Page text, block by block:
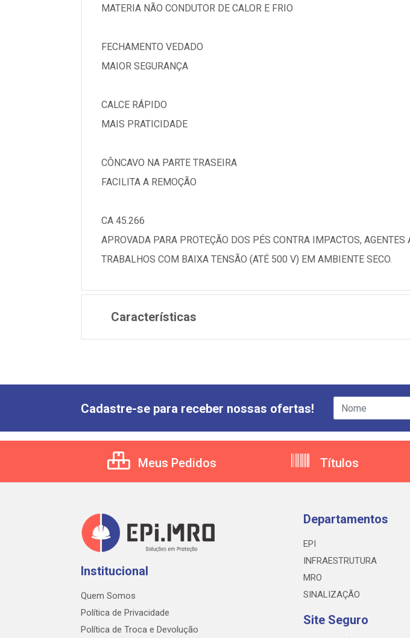
MATERIA NÃO CONDUTOR DE CALOR E FRIO
FECHAMENTO VEDADO
MAIOR SEGURANÇA
CALCE RÁPIDO
MAIS PRATICIDADE
CÔNCAVO NA PARTE TRASEIRA
FACILITA A REMOÇÃO
CA 45.266
APROVADA PARA PROTEÇÃO DOS PÉS CONTRA IMPACTOS,
TRABALHOS COM BAIXA TENSÃO (ATÉ 500 V) EM AMBIENTE SECO.
Características
Cadastre-se para receber nossas ofertas!
Meus Pedidos Títulos
Institucional
Quem Somos
Política de Privacidade
Política de Troca e Devolução
Departamentos
EPI
INFRAESTRUTURA
MRO
SINALIZAÇÃO
Site Seguro